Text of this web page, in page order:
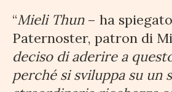
“Mieli Thun– ha
Paternoster, patron di
deciso di aderire a
perché si sviluppa su un